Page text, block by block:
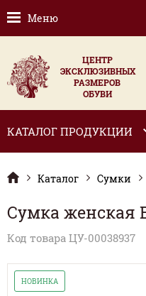
Меню
ЦЕНТР
ЭКСКЛЮЗИВНЫХ
РАЗМЕРОВ
ОБУВИ
КАТАЛОГ ПРОДУКЦИИ
Каталог Сумки
Сумка женская
Код товара ЦУ-00038937
НОВИНКА